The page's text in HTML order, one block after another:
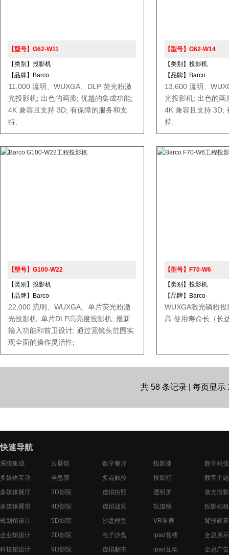
【型号】G62-W11
【类别】投影机
【品牌】Barco
11,000 流明、WUXGA、DLP 荧光粉激
光投影机; 出色的画质; 优越的集成功能;
4K 兼容且支持 3D; 有保障的服务和支
持;
【型号】G62-W14
【类别】投影机
【品牌】Barco
13,600 流明、
光投影机; 出色的画
4K 兼容且支持 3D;
持;
【型号】G100-W22
【类别】投影机
【品牌】Barco
22,000 流明、WUXGA、单片荧光粉激
光投影机; 单片DLP高亮度投影机; 最新
输入功能和前卫设计; 通过宽镜头范围实
现全面的操作灵活性;
【型号】F70-W6
【类别】投影机
【品牌】Barco
WUXGA激光磷粉
高 使用寿命长（长
共 58 条记录 | 每页
快速导航
系统集成 云展馆 数字餐厅 投影漆
数字科
多媒体互动
全息膜 多点触控 投影灯
数字主
多媒体展厅
3D影院 虚拟拍照 透明屏
激光投
多媒体展馆
4D影院 虚拟迎宾 轨道镜
投影机
规划馆设计
5D影院 沙盘模型 VR看房
背投硬幕
企业馆设计
7D影院 电子沙盘 ipad售楼
全息展
科技馆设计
9D影院 虚拟翻书 ipad互动 全息广